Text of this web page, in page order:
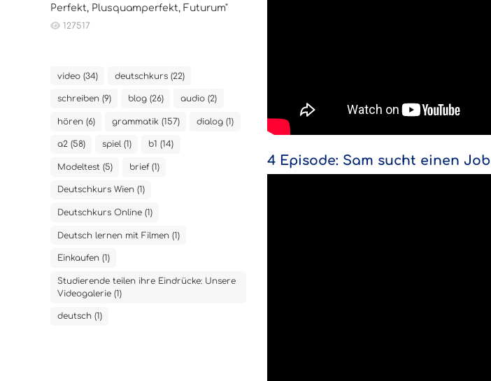
Perfekt, Plusquamperfekt, Futurum"
127517
video (34) deutschkurs (22)
schreiben (9) blog (26) audio (2)
hören (6) grammatik (157) dialog (1)
a2 (58) spiel (1) b1 (14)
Modeltest (5) brief (1)
Deutschkurs Wien (1)
Deutschkurs Online (1)
Deutsch lernen mit Filmen (1)
Einkaufen (1)
Studierende teilen ihre Eindrücke: Unsere
Videogalerie (1)
deutsch (1)
4 Episode: Sam sucht einen Job